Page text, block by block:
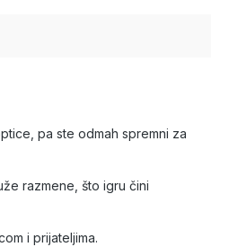
pa ste odmah spremni za
razmene, što igru čini
i prijateljima.